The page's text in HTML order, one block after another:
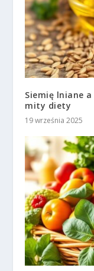
Siemię lniane
mity diety
19 września 2025